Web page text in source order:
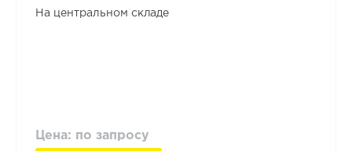
На центральном складе
Цена: по запросу